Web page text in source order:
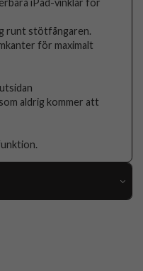
iPad-vinklar för
runt stötfångaren.
för maximalt
aldrig kommer att